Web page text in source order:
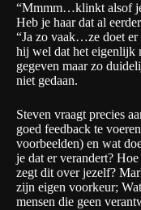
“Mmmm…klinkt alsof
Heb je haar dat al
“Ja zo vaak…ze doet
hij wel dat het eigenlijk
gegeven maar zo
niet gedaan.
Steven vraagt precies
goed feedback te
voorbeelden) en wat
je dat er verandert?
zegt dit over jezelf?
zijn eigen voorkeur;
mensen die geen